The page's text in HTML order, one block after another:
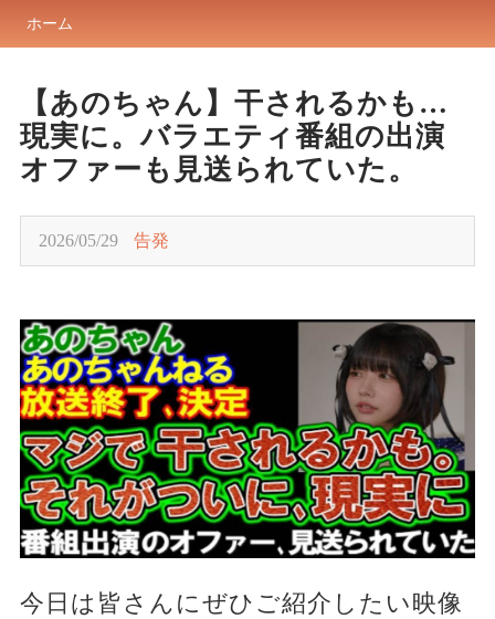
ホーム
【あのちゃん】干されるかも…
現実に。バラエティ番組の出演
オファーも見送られていた。
2026/05/29 告発
今日は皆さんにぜひご紹介したい映像